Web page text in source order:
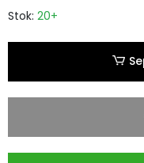
Stok: 20+